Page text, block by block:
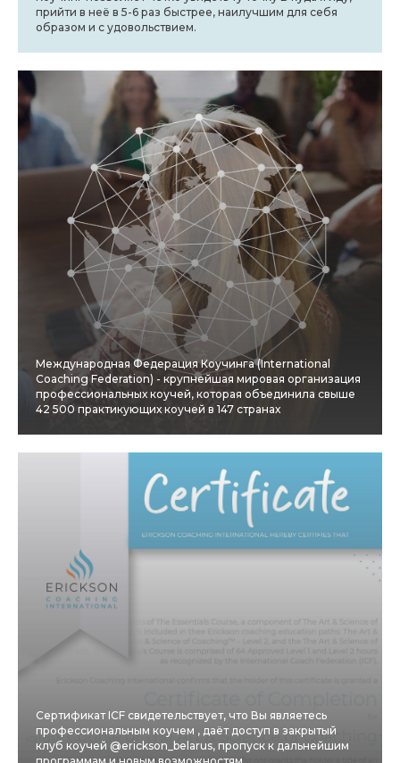
прийти в неё в 5-6 раз быстрее, наилучшим для себя
образом и с удовольствием.
Международная Федерация Коучинга (International
Coaching Federation) - крупнейшая мировая организация
профессиональных коучей, которая объединила свыше
42 500 практикующих коучей в 147 странах
Сертификат ICF свидетельствует, что Вы являетесь
профессиональным коучем , даёт доступ в закрытый
клуб коучей @erickson_belarus, пропуск к дальнейшим